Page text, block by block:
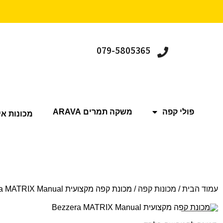
079-5805365
פולי קפה משקה תמרים ARAVA מכונות
עמוד הבית/ מכונות קפה / מכונת קפה מקצועית Bezzera MATRIX Manual